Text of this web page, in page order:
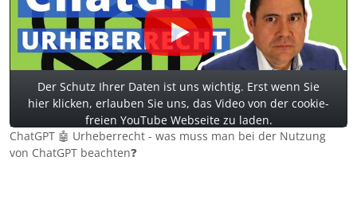
Der Schutz Ihrer Daten ist uns wichtig. Erst wenn Sie
hier klicken, erlauben Sie uns, das Video von der cookie-
freien YouTube Webseite zu laden.
ChatGPT 🤖 Urheberrecht - was muss man bei der Nutzung
von ChatGPT beachten❓